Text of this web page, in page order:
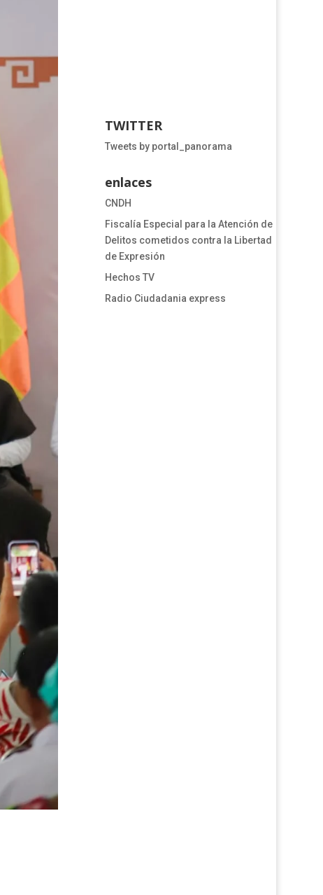
TWITTER
Tweets by portal_panorama
enlaces
CNDH
​​​​​​​​​​​​Fiscalía Especial para la Atención de
Delitos cometidos contra la Libertad
de Expresión​
Hechos TV
Radio Ciudadania express